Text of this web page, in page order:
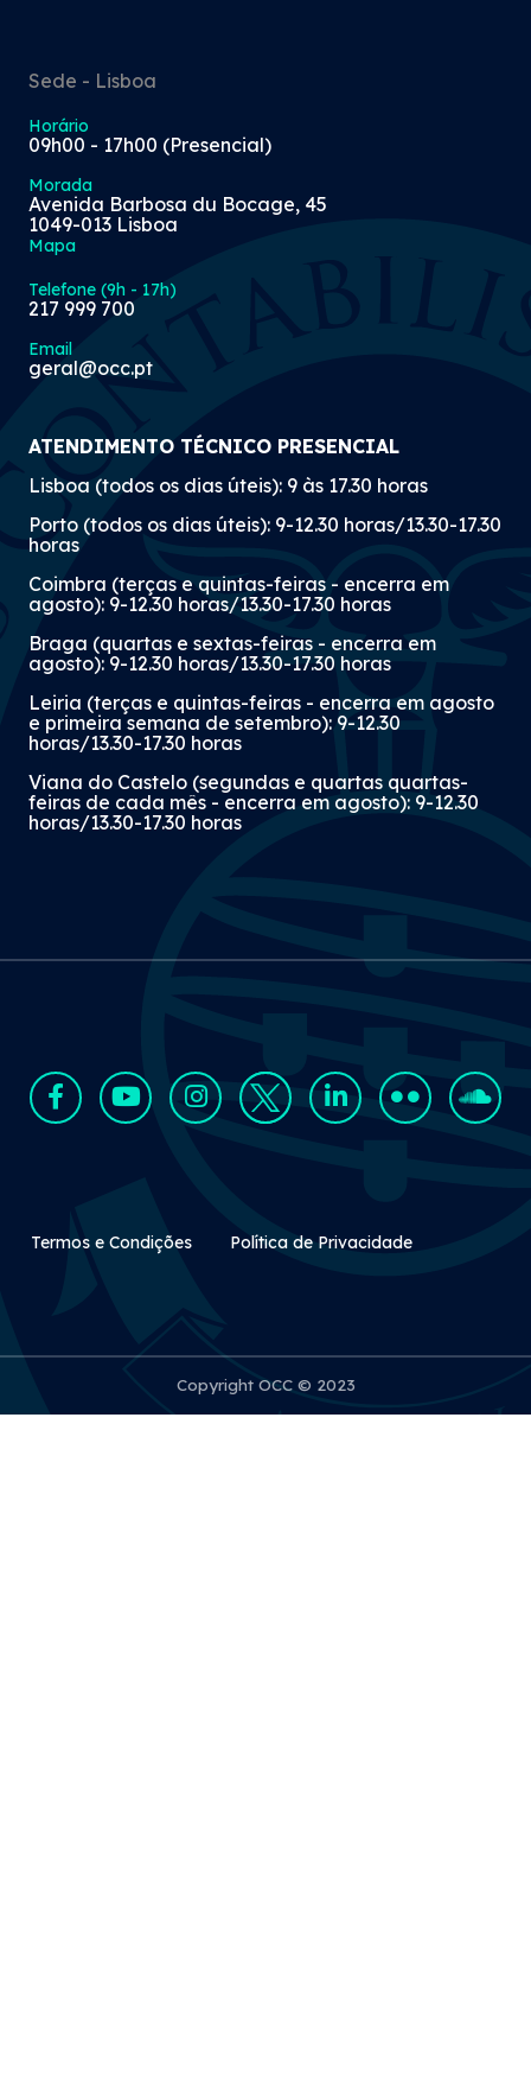
Sede - Lisboa
Horário
09h00 - 17h00 (Presencial)
Morada
Avenida Barbosa du Bocage, 45
1049-013 Lisboa
Mapa
Telefone (9h - 17h)
217 999 700
Email
geral@occ.pt
ATENDIMENTO TÉCNICO PRESENCIAL
Lisboa (todos os dias úteis): 9 às 17.30 horas
Porto (todos os dias úteis): 9-12.30 horas/13.30-17.30
horas
Coimbra (terças e quintas-feiras - encerra em
agosto): 9-12.30 horas/13.30-17.30 horas
Braga (quartas e sextas-feiras - encerra em
agosto): 9-12.30 horas/13.30-17.30 horas
Leiria (terças e quintas-feiras - encerra em agosto
e primeira semana de setembro): 9-12.30
horas/13.30-17.30 horas
Viana do Castelo (segundas e quartas quartas-
feiras de cada mês - encerra em agosto): 9-12.30
horas/13.30-17.30 horas
Rodapé Secundário
Termos e Condições Política de Privacidade
Copyright OCC © 2023